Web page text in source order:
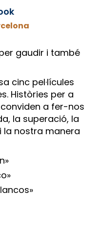
gaudir i també
cinc pel·lícules
Històries per a
a fer-nos
la superació, la
la nostra manera